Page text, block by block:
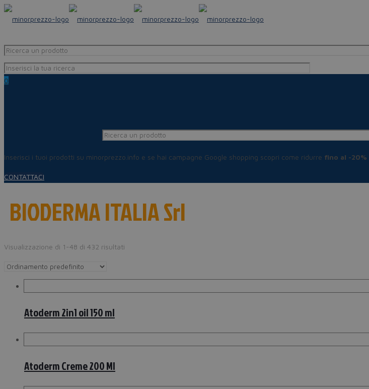
0
Inserisci i tuoi prodotti su minorprezzo.info e se hai campagne Google shopping scopri come ridurre fino al -20%
CONTATTACI
BIODERMA ITALIA Srl
Visualizzazione di 1-48 di 432 risultati
Atoderm 2in1 oil 150 ml
Atoderm Creme 200 Ml